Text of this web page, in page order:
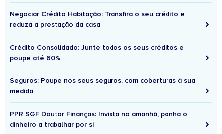
Negociar Crédito Habitação: Transfira o seu crédito e
reduza a prestação da casa
Crédito Consolidado: Junte todos os seus créditos e
poupe até 60%
Seguros: Poupe nos seus seguros, com coberturas à sua
medida
PPR SGF Doutor Finanças: Invista no amanhã, ponha o
dinheiro a trabalhar por si